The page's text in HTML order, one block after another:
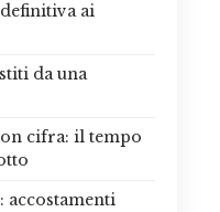
ai
da una
cifra: il tempo
accostamenti